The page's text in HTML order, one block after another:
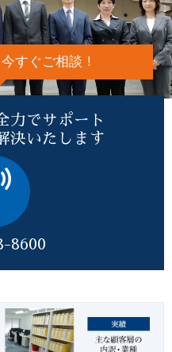
すぐご相談！
力でサポート
決いたします
8600